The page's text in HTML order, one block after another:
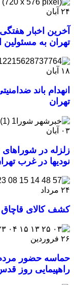
۲۴ آبان
آخرین اخبار
تهران به مسئولین
۱۸ آبان
انهدام باند
تهران
۰۳ آبان
زلزله در
نودیها در غرب
۲۴ مرداد
کشف کالای قاچاق ۶۰ میلیارد ریالی در بهارستان
۲۶ فروردین
حماسه حضور مردم
راهپیمایی روز قدس